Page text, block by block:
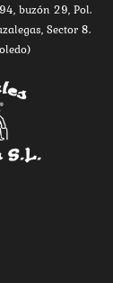
buzón 29, Pol.
Sector 8.